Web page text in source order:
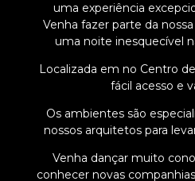
uma experiência
Venha fazer parte da
uma noite inesquecível
Localizada em no Centro
fácil acesso e
Os ambientes são
nossos arquitetos para
Venha dançar muito
conhecer novas